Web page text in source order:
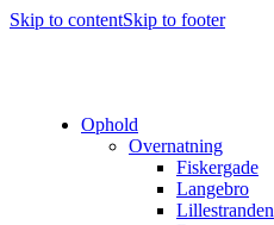
Skip to contentSkip to footer
Ophold
Overnatning
Fiskergade
Langebro
Lillestranden